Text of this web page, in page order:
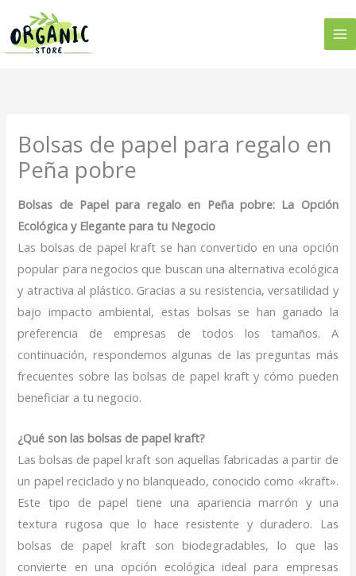
contenido
Bolsas de papel para regalo en
Peña pobre
Bolsas de Papel para regalo en Peña pobre: La Opción
Ecológica y Elegante para tu Negocio
Las bolsas de papel kraft se han convertido en una opción
popular para negocios que buscan una alternativa ecológica
y atractiva al plástico. Gracias a su resistencia, versatilidad y
bajo impacto ambiental, estas bolsas se han ganado la
preferencia de empresas de todos los tamaños. A
continuación, respondemos algunas de las preguntas más
frecuentes sobre las bolsas de papel kraft y cómo pueden
beneficiar a tu negocio.
¿Qué son las bolsas de papel kraft?
Las bolsas de papel kraft son aquellas fabricadas a partir de
un papel reciclado y no blanqueado, conocido como «kraft».
Este tipo de papel tiene una apariencia marrón y una
textura rugosa que lo hace resistente y duradero. Las
bolsas de papel kraft son biodegradables, lo que las
convierte en una opción ecológica ideal para empresas